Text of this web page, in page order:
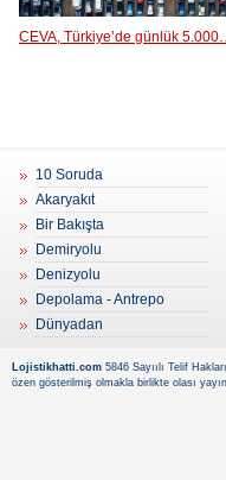
CEVA, Türkiye’de günlük
10 Soruda
Akaryakıt
Bir Bakışta
Demiryolu
Denizyolu
Depolama - Antrepo
Dünyadan
Lojistikhatti.com 5846 Sayıılı Telif
özen gösterilmiş olmakla birlikte olası